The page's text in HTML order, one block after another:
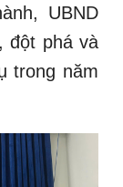
UBND
đột phá và
trong năm